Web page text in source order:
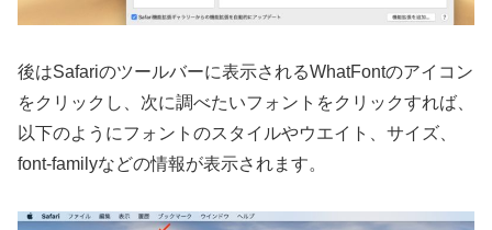
後はSafariのツールバーに表示されるWhatFontのアイコン
をクリックし、次に調べたいフォントをクリックすれば、
以下のようにフォントのスタイルやウエイト、サイズ、
font-familyなどの情報が表示されます。